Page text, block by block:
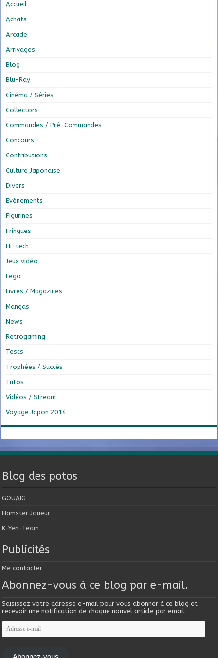
Accueil
Achats
Arcade
Arrivages
Blog
Blu-Ray
Cinéma / Séries
Collectors
Commandes / Pré-Commandes
Concours
Contributions
Culture Japonaise
Divers
Evénements
Figurines
Fringues
Hi-tech
Jeux vidéo
Lego
Livres / Magazines
Mangas
News
Retrogaming
Tests
Trophées / Succès
Tutos
Vidéos / Stream
Voyage Japon 2014
Blog des potos
GOUAIG
Hamster Joueur
K-Yen-Team
Publicités
Me contacter
Abonnez-vous à ce blog par e-mail.
Saisissez votre adresse e-mail pour vous abonner à ce blog et
recevoir une notification de chaque nouvel article par email.
Adresse
e-
mail